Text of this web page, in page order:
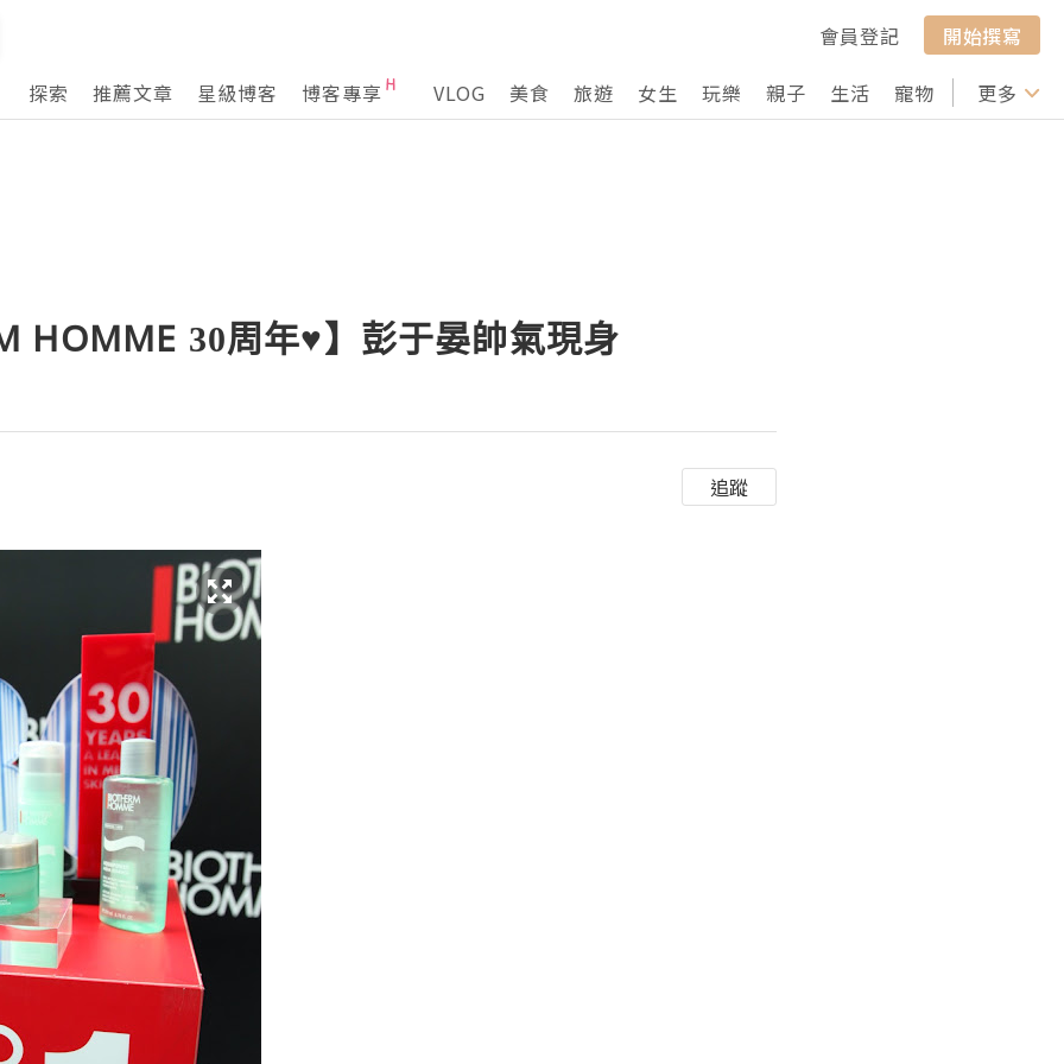
會員登記
開始撰寫
探索
推薦文章 星級博客 博客專享 VLOG 美食 旅遊 女生 玩樂 親子 生活 寵物 行山 打卡
更多
HOMME 30周年♥】彭于晏帥氣現身
追蹤